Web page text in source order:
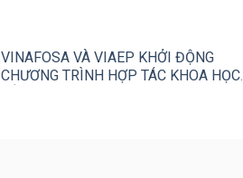
VINAFOSA VÀ VIAEP KHỞI ĐỘNG
CHƯƠNG TRÌNH HỢP TÁC KHOA HỌC,